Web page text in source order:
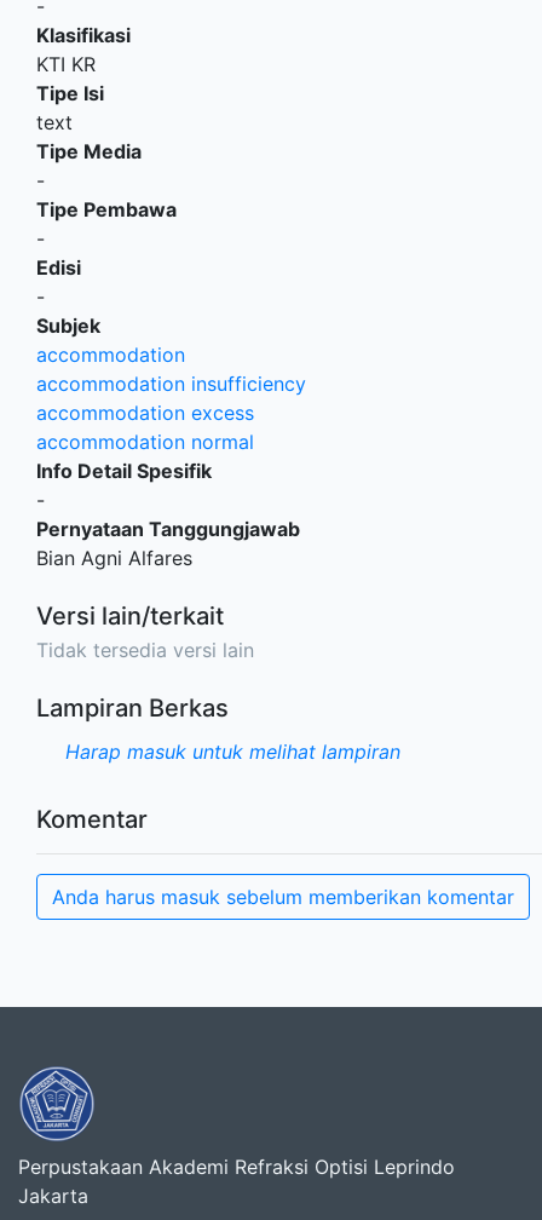
-
Klasifikasi
KTI KR
Tipe Isi
text
Tipe Media
-
Tipe Pembawa
-
Edisi
-
Subjek
accommodation
accommodation insufficiency
accommodation excess
accommodation normal
Info Detail Spesifik
-
Pernyataan Tanggungjawab
Bian Agni Alfares
Versi lain/terkait
Tidak tersedia versi lain
Lampiran Berkas
Harap masuk untuk melihat lampiran
Komentar
Anda harus masuk sebelum memberikan komentar
Perpustakaan Akademi Refraksi Optisi Leprindo
Jakarta